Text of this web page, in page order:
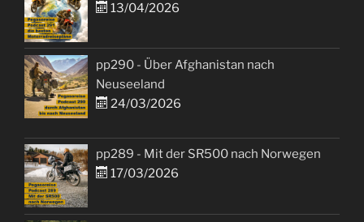
13/04/2026
pp290 - Über Afghanistan nach
Neuseeland
24/03/2026
pp289 - Mit der SR500 nach Norwegen
17/03/2026